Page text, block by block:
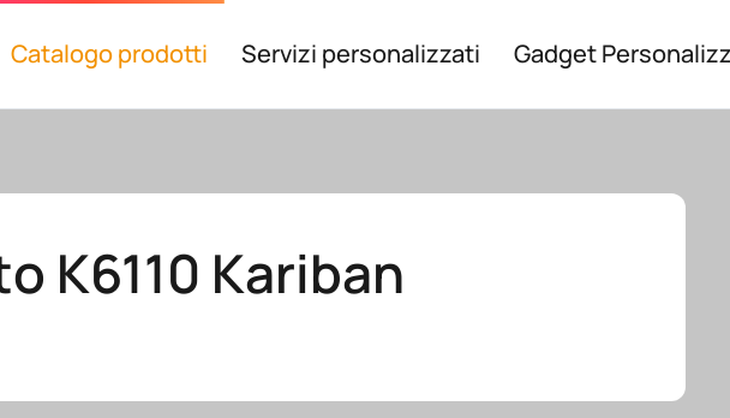
Catalogo prodotti Servizi personalizzati Gadget
K6110 Kariban